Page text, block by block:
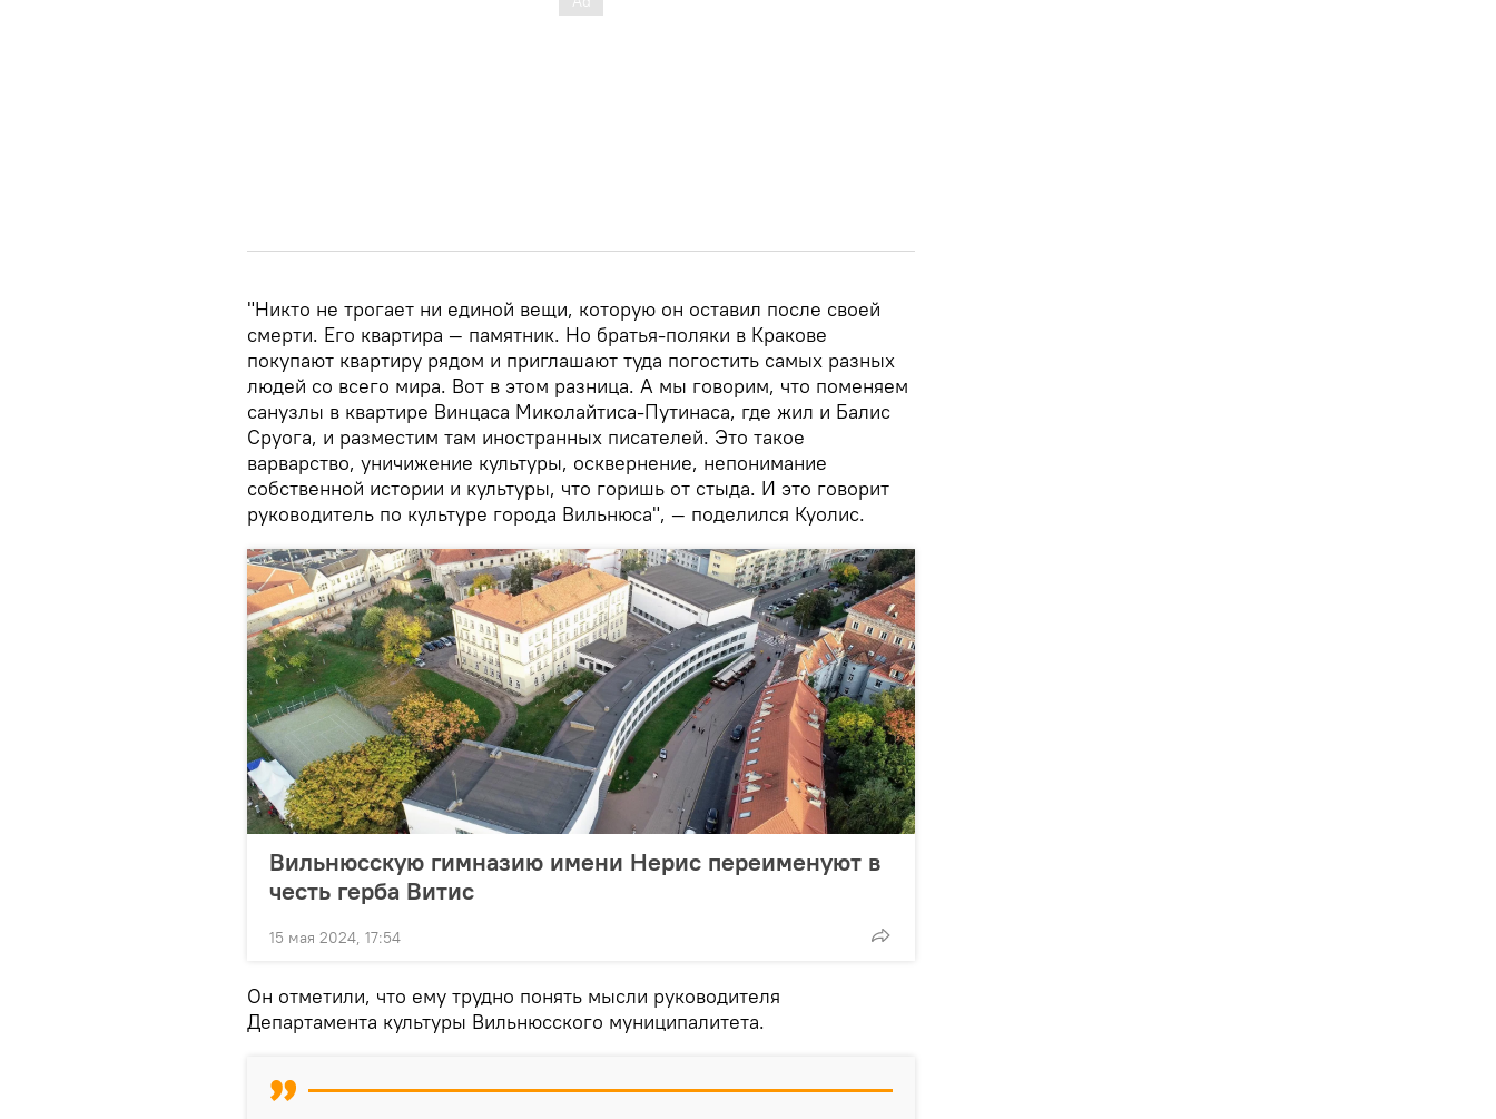
"Никто не трогает ни единой вещи, которую он оставил после своей
смерти. Его квартира — памятник. Но братья-поляки в Кракове
покупают квартиру рядом и приглашают туда погостить самых разных
людей со всего мира. Вот в этом разница. А мы говорим, что поменяем
санузлы в квартире Винцаса Миколайтиса-Путинаса, где жил и Балис
Сруога, и разместим там иностранных писателей. Это такое
варварство, уничижение культуры, осквернение, непонимание
собственной истории и культуры, что горишь от стыда. И это говорит
руководитель по культуре города Вильнюса", — поделился Куолис.
Вильнюсскую гимназию имени Нерис переименуют в
честь герба Витис
15 мая 2024, 17:54
Он отметили, что ему трудно понять мысли руководителя
Департамента культуры Вильнюсского муниципалитета.